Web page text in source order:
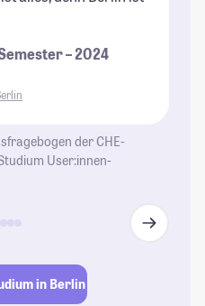
– 2024
der CHE-
User:innen-
in Berlin